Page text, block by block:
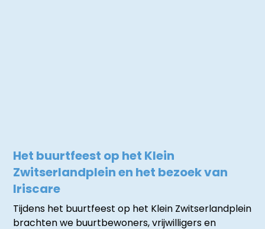
Het buurtfeest op het Klein
Zwitserlandplein en het bezoek van
Iriscare
Tijdens het buurtfeest op het Klein Zwitserlandplein
brachten we buurtbewoners, vrijwilligers en